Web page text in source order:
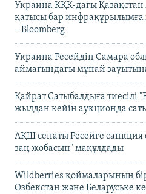
Украина КҚК-дағы
қатысы бар инфрақұрылымға
– Bloomberg
Украина Ресейдің Самара
аймағындағы мұнай
Қайрат Сатыбалдыға тиесілі
жылдан кейін аукционда
АҚШ сенаты Ресейге
заң жобасын" мақұлдады
Wildberries қоймаларының бір
Өзбекстан және Беларуське